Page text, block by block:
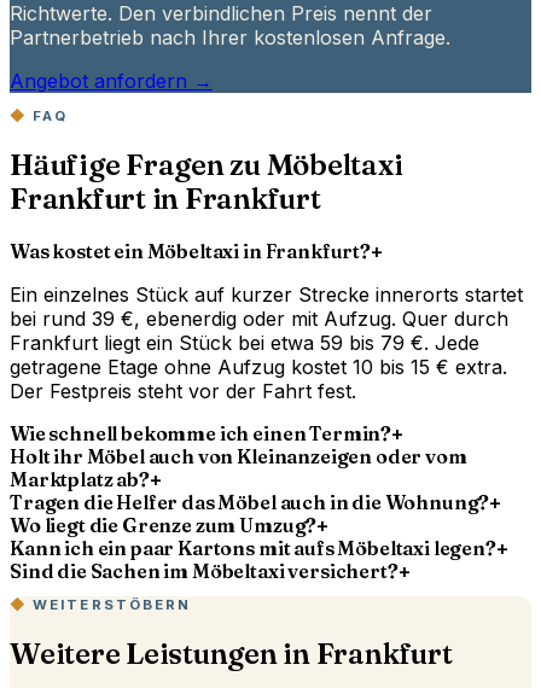
Richtwerte. Den verbindlichen Preis nennt der
Partnerbetrieb nach Ihrer kostenlosen Anfrage.
Angebot anfordern →
FAQ
Häufige Fragen zu Möbeltaxi
Frankfurt in Frankfurt
Was kostet ein Möbeltaxi in Frankfurt?+
Ein einzelnes Stück auf kurzer Strecke innerorts startet
bei rund 39 €, ebenerdig oder mit Aufzug. Quer durch
Frankfurt liegt ein Stück bei etwa 59 bis 79 €. Jede
getragene Etage ohne Aufzug kostet 10 bis 15 € extra.
Der Festpreis steht vor der Fahrt fest.
Wie schnell bekomme ich einen Termin?+
Holt ihr Möbel auch von Kleinanzeigen oder vom
Marktplatz ab?+
Tragen die Helfer das Möbel auch in die Wohnung?+
Wo liegt die Grenze zum Umzug?+
Kann ich ein paar Kartons mit aufs Möbeltaxi legen?+
Sind die Sachen im Möbeltaxi versichert?+
WEITERSTÖBERN
Weitere Leistungen in Frankfurt